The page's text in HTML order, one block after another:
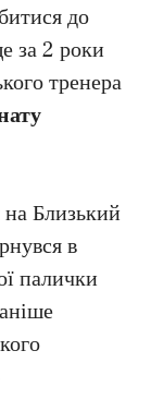
до
за 2 роки
тренера
на Близький
в
палички